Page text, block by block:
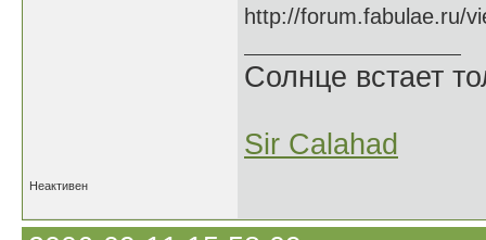
http://forum.fabulae.ru/
Солнце встает
Sir Calahad
Неактивен